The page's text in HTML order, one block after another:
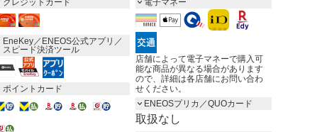
クレジットカード
EneKey／ENEOS公式アプリ／
スピード決済ツール
ポイントカード
電子マネー
店舗によって電子マネーで購入可
能な商品が異なる場合があります
ので、詳細は各店舗にお問い合わ
せください。
ENEOSプリカ／QUOカード
取扱なし